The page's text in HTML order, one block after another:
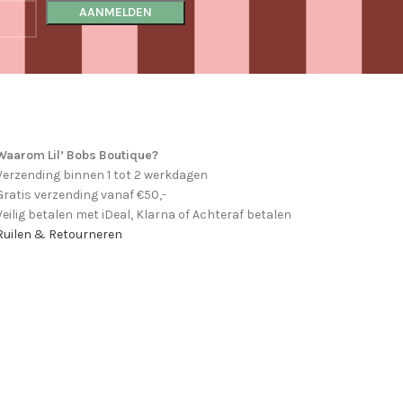
Lil’ Bobs Boutique?
binnen 1 tot 2 werkdagen
verzending vanaf €50,-
betalen met iDeal, Klarna of Achteraf betalen
& Retourneren